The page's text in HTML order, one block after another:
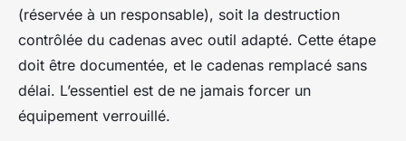
(réservée à un responsable), soit la destruction
contrôlée du cadenas avec outil adapté. Cette étape
doit être documentée, et le cadenas remplacé sans
délai. L’essentiel est de ne jamais forcer un
équipement verrouillé.